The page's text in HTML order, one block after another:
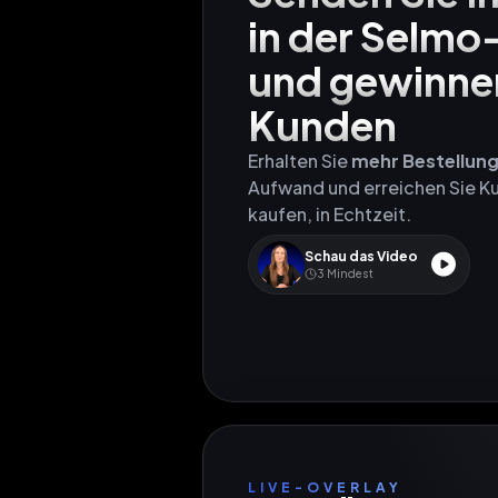
in der
und
Kunden
Erhalten Sie mehr
Aufwand und erreichen Sie
kaufen, in Echtzeit.
Schau das Video
3 Mindest
LIVE-OVERLAY